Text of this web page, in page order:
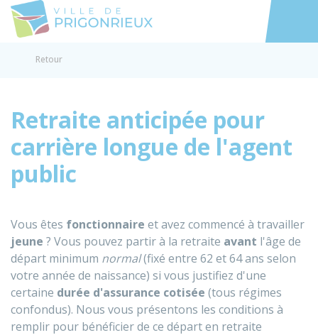
Accéder
Retour
Retraite anticipée pour
carrière longue de l'agent
public
Vous êtes fonctionnaire et avez commencé à travailler
jeune ? Vous pouvez partir à la retraite avant l'âge de
départ minimum normal(fixé entre 62 et 64 ans selon
votre année de naissance) si vous justifiez d'une
certaine durée d'assurance cotisée (tous régimes
confondus). Nous vous présentons les conditions à
remplir pour bénéficier de ce départ en retraite